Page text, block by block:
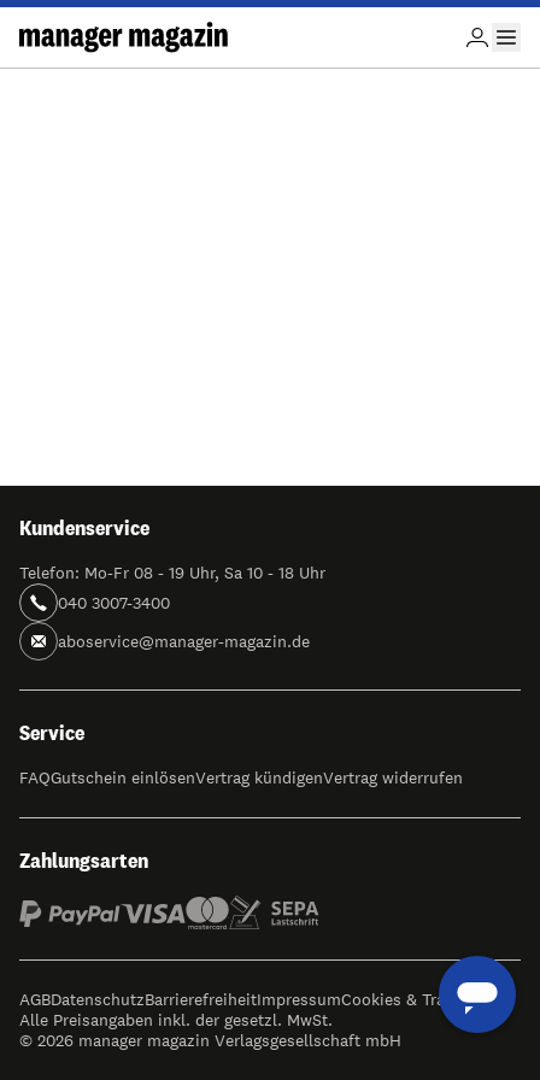
Kundenservice
Telefon: Mo-Fr 08 - 19 Uhr, Sa 10 - 18 Uhr
040 3007-3400
aboservice@manager-magazin.de
Service
FAQGutschein einlösenVertrag kündigenVertrag widerrufen
Zahlungsarten
AGBDatenschutzBarrierefreiheitImpressumCookies & Tracking
Alle Preisangaben inkl. der gesetzl. MwSt.
© 2026 manager magazin Verlagsgesellschaft mbH